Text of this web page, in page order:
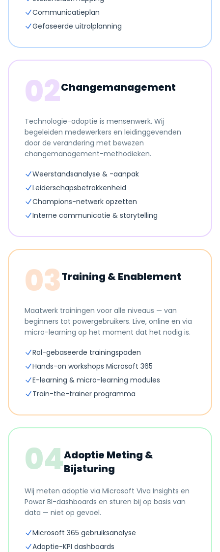
Communicatieplan
Gefaseerde uitrolplanning
02Changemanagement
Technologie-adoptie is mensenwerk. Wij
begeleiden medewerkers en leidinggevenden
door de verandering met bewezen
changemanagement-methodieken.
Weerstandsanalyse & -aanpak
Leiderschapsbetrokkenheid
Champions-netwerk opzetten
Interne communicatie & storytelling
03Training & Enablement
Maatwerk trainingen voor alle niveaus — van
beginners tot powergebruikers. Live, online en via
micro-learning op het moment dat het nodig is.
Rol-gebaseerde trainingspaden
Hands-on workshops Microsoft 365
E-learning & micro-learning modules
Train-the-trainer programma
04Adoptie Meting &
Bijsturing
Wij meten adoptie via Microsoft Viva Insights en
Power BI-dashboards en sturen bij op basis van
data — niet op gevoel.
Microsoft 365 gebruiksanalyse
Adoptie-KPI dashboards